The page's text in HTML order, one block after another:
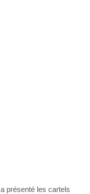
a présenté les cartels